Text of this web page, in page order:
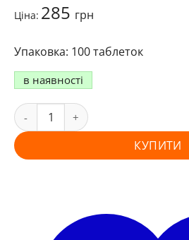
Ціна: 285 грн
100 таблеток
в наявності
КУПИТИ